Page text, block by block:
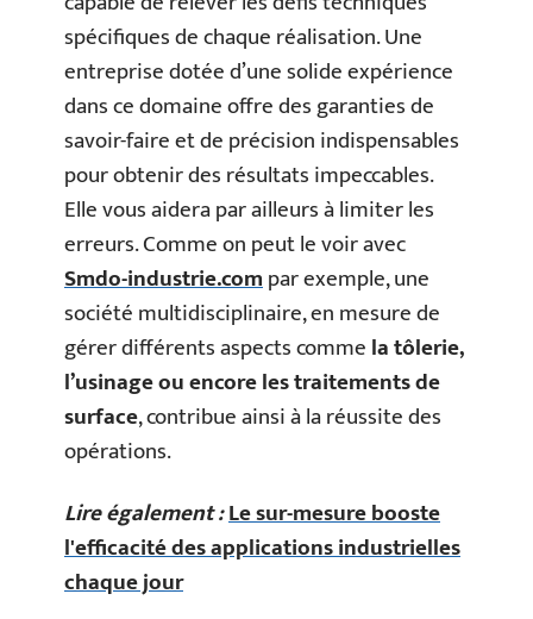
spécifiques de chaque réalisation. Une
entreprise dotée d’une solide expérience
dans ce domaine offre des garanties de
savoir-faire et de précision indispensables
pour obtenir des résultats impeccables.
Elle vous aidera par ailleurs à limiter les
erreurs. Comme on peut le voir avec
Smdo-industrie.compar exemple, une
société multidisciplinaire, en mesure de
gérer différents aspects commela tôlerie,
l’usinage ou encore les traitements de
surface, contribue ainsi à la réussite des
opérations.
Lire également :Le sur-mesure booste
l'efficacité des applications industrielles
chaque jour